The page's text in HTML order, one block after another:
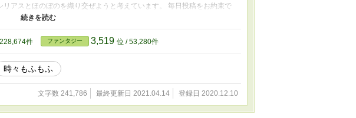
アスとほのぼのを織り交ぜようと考えています。 毎日投稿をお約束で
未熟ではございますが、暖かい目でお付き合い頂けると幸いです。
ものは大切にしましょう〜子狼に気に入られた男の転移
ったりがお好きな方は、そちらもよろしく御願いします。 第一作目の
件 ファンタジー 3,519 位 / 53,280件
時々もふもふ
文字数 241,786 最終更新日 2021.04.14 登録日 2020.12.10